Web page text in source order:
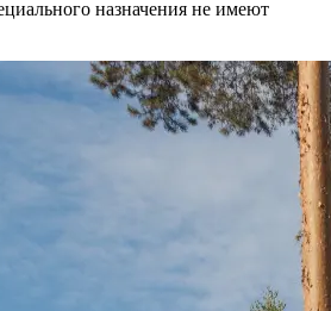
назначения не имеют